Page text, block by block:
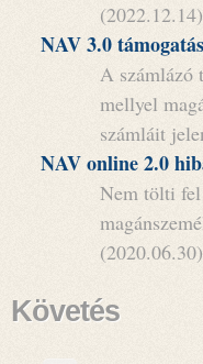
(2022.12.14)
NAV 3.0 támogatás
A számlázó
mellyel
számláit
NAV online 2.0
Nem tölti
(2020.06.30)
Követés